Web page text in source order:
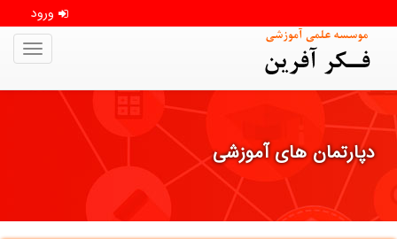
ورود
دپارتمان های آموزشی